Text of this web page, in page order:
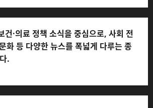
건·의료 정책 소식을 중심으로, 사회 전
화 등 다양한 뉴스를 폭넓게 다루는 종
.